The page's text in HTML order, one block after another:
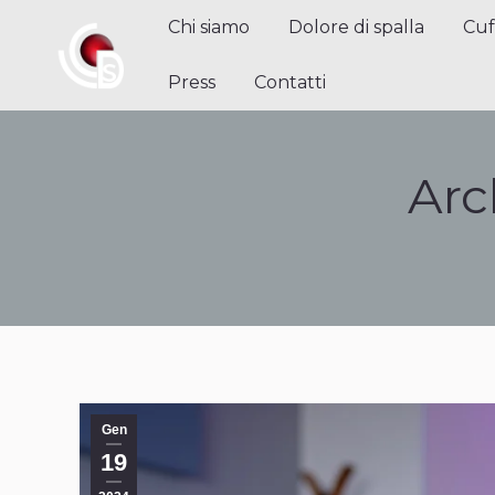
Chi siamo Dolore di spalla
Press Contatti
Gen
19
Chi siamo Dolore di spalla